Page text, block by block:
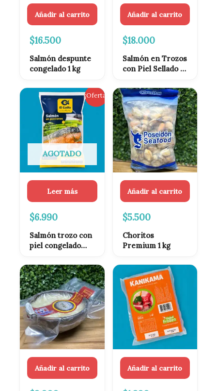
Añadir al carrito
$16.500
Salmón despunte
congelado 1 kg
Añadir al carrito
$18.000
Salmón en Trozos
con Piel Sellado al
¡Oferta!
AGOTADO
Leer más
precio
original
era:
$8.500.
$6.990
El
precio
actual
es:
$6.990.
Salmón trozo con
piel congelado
Añadir al carrito
$5.500
Choritos
Premium 1 kg
Añadir al carrito Añadir al carrito